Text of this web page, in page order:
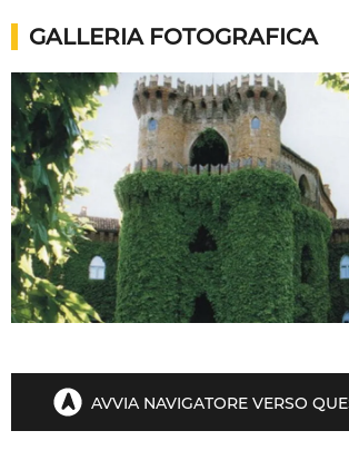
GALLERIA FOTOGRAFICA
AVVIA NAVIGATORE VERSO